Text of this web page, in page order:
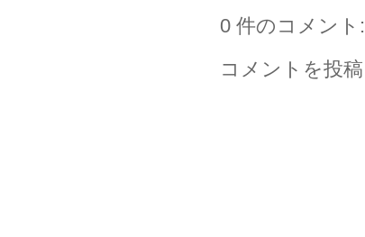
0 件のコメント:
コメントを投稿